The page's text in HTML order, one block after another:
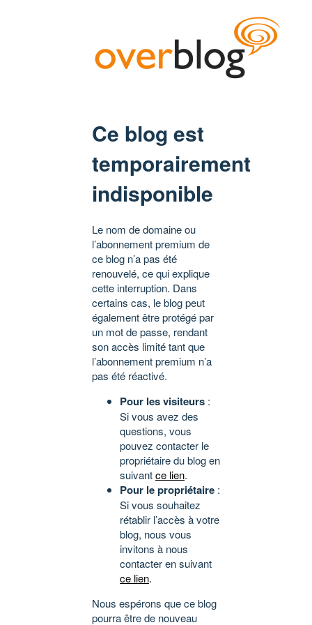
Ce blog est
temporairement
indisponible
Le nom de domaine ou
l’abonnement premium de
ce blog n’a pas été
renouvelé, ce qui explique
cette interruption. Dans
certains cas, le blog peut
également être protégé par
un mot de passe, rendant
son accès limité tant que
l’abonnement premium n’a
pas été réactivé.
Pour les visiteurs :
Si vous avez des
questions, vous
pouvez contacter le
propriétaire du blog en
suivantce lien.
Pour le propriétaire :
Si vous souhaitez
rétablir l’accès à votre
blog, nous vous
invitons à nous
contacter en suivant
ce lien.
Nous espérons que ce blog
pourra être de nouveau